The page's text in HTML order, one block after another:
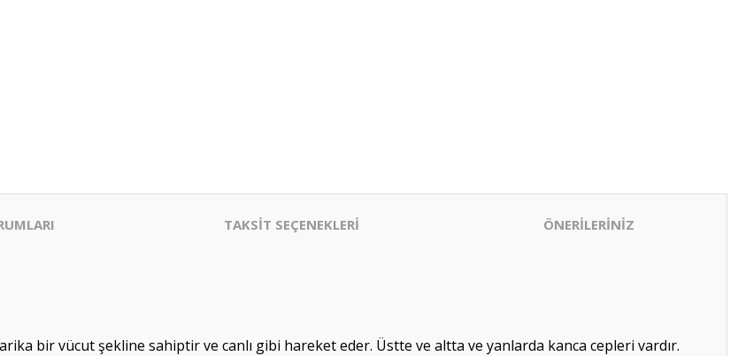
TAKSİT SEÇENEKLERİ ÖNERİLERİNİZ
bir vücut şekline sahiptir ve canlı gibi hareket eder. Üstte ve altta ve yanlarda kanca cepleri vardır.